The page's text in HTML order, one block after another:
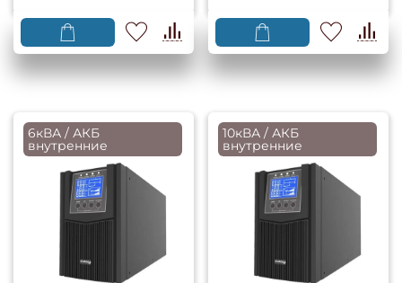
6кВА / АКБ
внутренние
10кВА / АКБ
внутренние